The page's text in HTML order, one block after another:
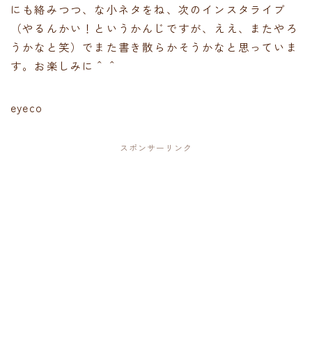
にも絡みつつ、な小ネタをね、次のインスタライブ
（やるんかい！というかんじですが、ええ、またやろ
うかなと笑）でまた書き散らかそうかなと思っていま
す。お楽しみに＾＾
eyeco
スポンサーリンク